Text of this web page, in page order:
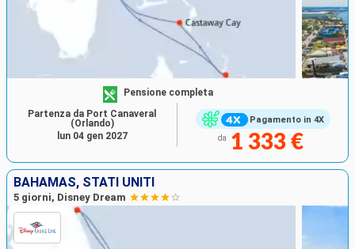
Pagamento in 4X
Pensione completa
da 1 333 €
Partenza da Port Canaveral
(Orlando)
lun 04 gen 2027
BAHAMAS, STATI UNITI
5 giorni, Disney Dream